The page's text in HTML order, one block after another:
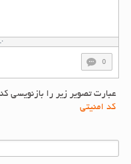
عبارت تصویر زیر را بازنویسی
کد امنیتی